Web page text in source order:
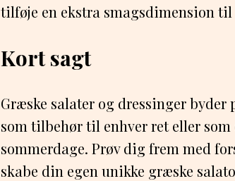
tilføje en ekstra smagsdimension til
Kort sagt
Græske salater og dressinger byder
som tilbehør til enhver ret eller
sommerdage. Prøv dig frem med
skabe din egen unikke græske